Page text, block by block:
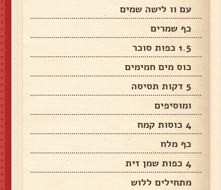
עם וו לישה שמים
כף שמרים
1.5 כפות סוכר
כוס מים חמימים
5 דקות תסיסה
ומוסיפים
4 כוסות קמח
כף מלח
4 כפות שמן זית
מתחילים ללוש